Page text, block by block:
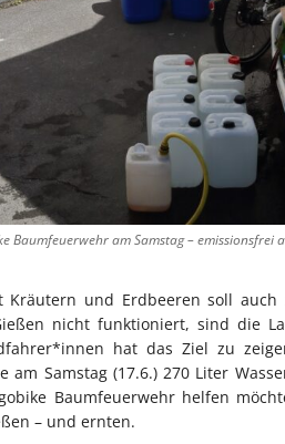
Baumfeuerwehr am Samstag – emissionsfrei
Kräutern und Erdbeeren soll
nicht funktioniert, sind die
hat das Ziel zu
am Samstag (17.6.) 270 Liter
Baumfeuerwehr helfen
– und ernten.